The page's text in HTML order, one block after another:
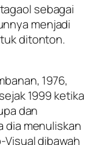
sebagai
menjadi
ditonton.
1976,
1999 ketika
dan
dia menuliskan
dibawah